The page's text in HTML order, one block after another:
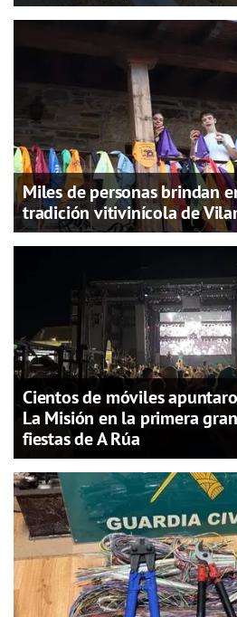
Miles de personas brindan
tradición vitivinícola de
Cientos de móviles
La Misión en la primera
fiestas de A Rúa